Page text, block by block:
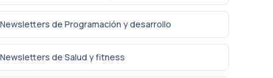
Newsletters de Programación y desarrollo
Newsletters de Salud y fitness